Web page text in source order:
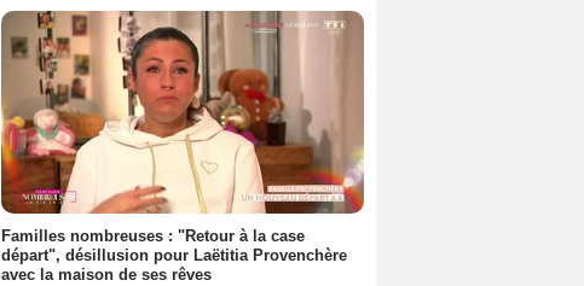
Familles nombreuses : "Retour à la case
départ", désillusion pour Laëtitia Provenchère
avec la maison de ses rêves